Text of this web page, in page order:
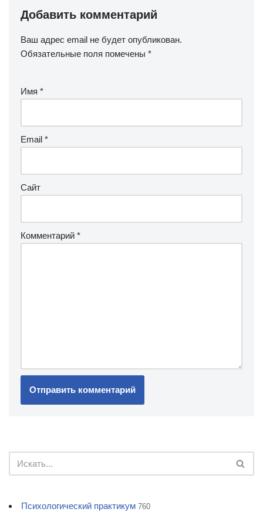
Добавить комментарий
Ваш адрес email не будет опубликован.
Обязательные поля помечены *
Имя *
Email *
Сайт
Комментарий *
Психологический практикум 760